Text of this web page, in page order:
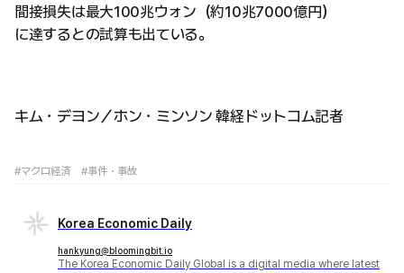
間接損失は最大100兆ウォン（約10兆7000億円）
に達するとの試算も出ている。
キム・デヨン／ホン・ミンソン 韓経ドットコム記者
#マクロ経済 #事件・事故
Korea Economic Daily
hankyung@bloomingbit.io
The Korea Economic Daily Global is a digital media where latest